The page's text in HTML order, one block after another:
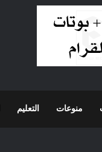
منوعات التعليم